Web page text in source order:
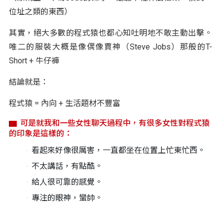
位址之類的東西）
其實，絕大多數的程式猿也都心知吐明地不敢主動出擊。
唯二的服裝大概是像偶像賈神（Steve Jobs）那般的T-
Short + 牛仔褲
結論就是：
程式猿 = 內向 + 生活題材不豐富
可是就我和一些女性聊天過程中，有很多女性對程式猿
的印象是這樣的：
看起來好像很厲害，一直都坐在位置上忙東忙西。
不太講話，有點酷。
給人很可靠的感覺。
專注的眼神，蠻帥。